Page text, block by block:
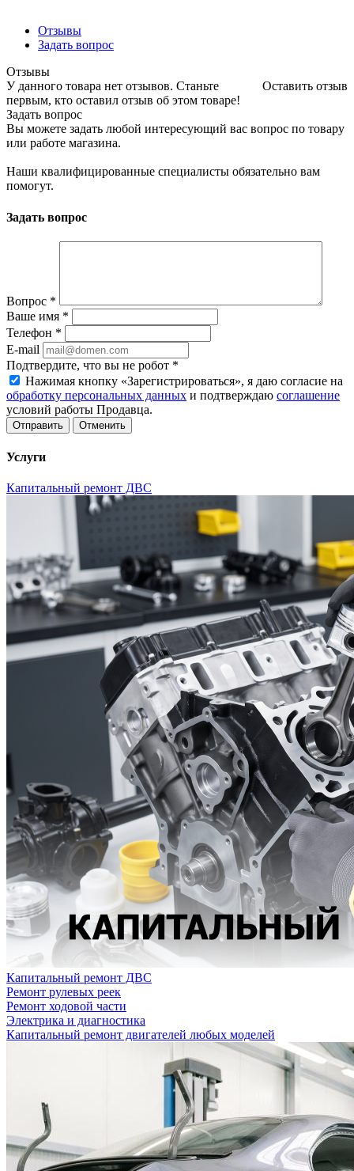
Отзывы
Задать вопрос
Отзывы
Оставить отзыв
У данного товара нет отзывов. Станьте
первым, кто оставил отзыв об этом товаре!
Задать вопрос
Вы можете задать любой интересующий вас вопрос по товару
или работе магазина.
Наши квалифицированные специалисты обязательно вам
помогут.
Задать вопрос
Вопрос *
Ваше имя *
Телефон *
E-mail
Подтвердите, что вы не робот *
Нажимая кнопку «Зарегистрироваться», я даю согласие на
обработку персональных данных и подтверждаю соглашение
условий работы Продавца.
Отменить
Услуги
Капитальный ремонт ДВС
Капитальный ремонт ДВС
Ремонт рулевых реек
Ремонт ходовой части
Электрика и диагностика
Капитальный ремонт двигателей любых моделей